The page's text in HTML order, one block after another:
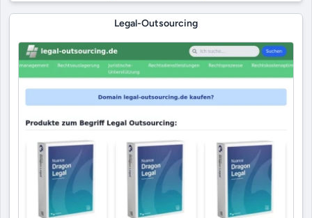
Legal-Outsourcing